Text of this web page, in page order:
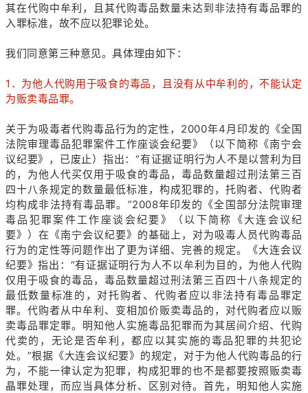
其在代购中牟利，且其代购毒品数量未达到非法持有毒品罪的
入罪标准，故不应以犯罪论处。
我们同意第三种意见。具体理由如下：
1．为他人代购用于吸食的毒品，且没有从中牟利的，不能认定
为贩卖毒品罪。
关于为吸毒者代购毒品行为的定性，2000年4月印发的《全国
法院审理毒品犯罪案件工作座谈会纪要》（以下简称《南宁会
议纪要》，已废止）指出：“有证据证明行为人不是以营利为目
的，为他人代买仅用于吸食的毒品，毒品数量超过刑法第三百
四十八条规定的数量最低标准，构成犯罪的，托购者、代购者
均构成非法持有毒品罪。”2008年印发的《全国部分法院审理
毒品犯罪案件工作座谈会纪要》（以下简称《大连会议纪
要》）在《南宁会议纪要》的基础上，对为吸毒人员代购毒品
行为的定性等问题作出了更为详细、完善的规定。《大连会议
纪要》指出：“有证据证明行为人不以牟利为目的，为他人代购
仅用于吸食的毒品，毒品数量超过刑法第三百四十八条规定的
最低数量标准的，对托购者、代购者应以非法持有毒品罪定
罪。代购者从中牟利、变相加价贩卖毒品的，对代购者应以贩
卖毒品罪定罪。明知他人实施毒品犯罪而为其居间介绍、代购
代卖的，无论是否牟利，都应以其实施的毒品犯罪的共犯论
处。”根据《大连会议纪要》的规定，对于为他人代购毒品的行
为，不能一律认定为犯罪，构成犯罪的也不是都要按照贩卖毒
晶罪处理，而应当具体分析、区别对待。首先，明知他人实施